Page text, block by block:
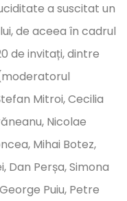
a suscitat un
de aceea în cadrul
de invitați, dintre
Mitroi, Cecilia
Nicolae
Mihai Botez,
Dan Perșa, Simona
Puiu, Petre